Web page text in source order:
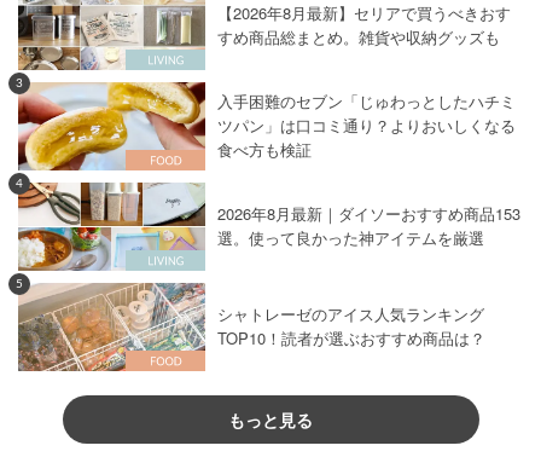
【2026年8月最新】セリアで買うべきおす
すめ商品総まとめ。雑貨や収納グッズも
3
入手困難のセブン「じゅわっとしたハチミ
ツパン」は口コミ通り？よりおいしくなる
食べ方も検証
4
2026年8月最新｜ダイソーおすすめ商品153
選。使って良かった神アイテムを厳選
5
シャトレーゼのアイス人気ランキング
TOP10！読者が選ぶおすすめ商品は？
もっと見る